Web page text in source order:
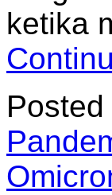
ketika
Posted